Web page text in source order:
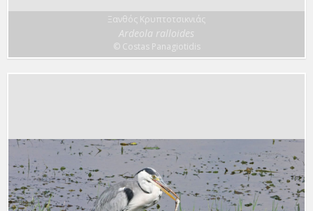
Ξανθός Κρυπτοτσικνιάς
Ardeola ralloides
© Costas Panagiotidis